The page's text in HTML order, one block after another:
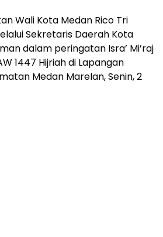
Wali Kota Medan Rico Tri
Sekretaris Daerah Kota
dalam peringatan Isra’ Mi’raj
1447 Hijriah di Lapangan
Medan Marelan, Senin, 2